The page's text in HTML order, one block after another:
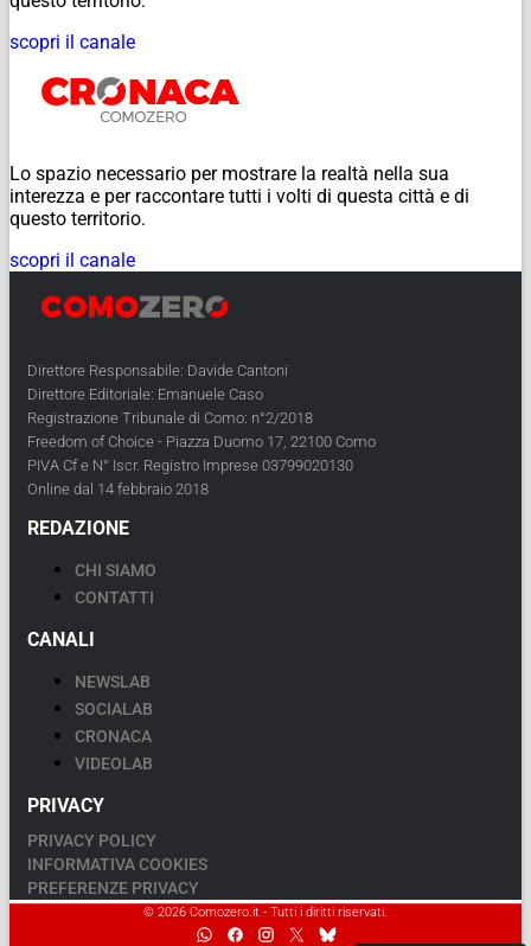
scopri il canale
Lo spazio necessario per mostrare la realtà nella sua
interezza e per raccontare tutti i volti di questa città e di
questo territorio.
scopri il canale
Direttore Responsabile: Davide Cantoni
Direttore Editoriale: Emanuele Caso
Registrazione Tribunale di Como: n°2/2018
Freedom of Choice - Piazza Duomo 17, 22100 Como
PIVA Cf e N° Iscr. Registro Imprese 03799020130
Online dal 14 febbraio 2018
REDAZIONE
CHI SIAMO
CONTATTI
CANALI
NEWSLAB
SOCIALAB
CRONACA
VIDEOLAB
PRIVACY
PRIVACY POLICY
INFORMATIVA COOKIES
PREFERENZE PRIVACY
© 2026 Comozero.it - Tutti i diritti riservati.